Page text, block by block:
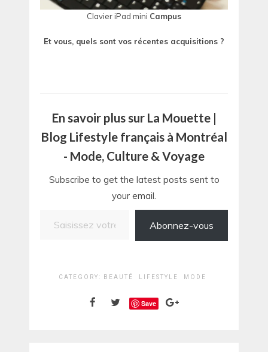
Clavier iPad mini Campus
Et vous, quels sont vos récentes acquisitions ?
En savoir plus sur La Mouette |
Blog Lifestyle français à Montréal
- Mode, Culture & Voyage
Subscribe to get the latest posts sent to
your email.
Abonnez-vous
CATEGORY: BEAUTÉ LIFESTYLE MODE
Save